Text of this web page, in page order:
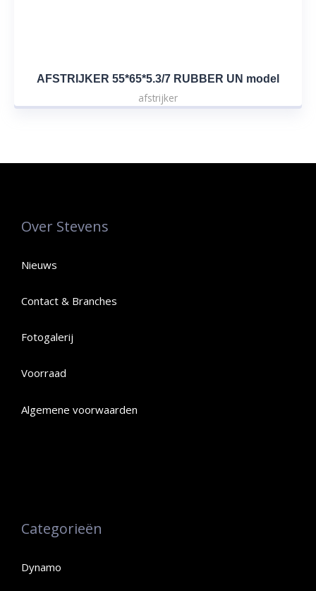
AFSTRIJKER 55*65*5.3/7 RUBBER UN model
afstrijker
Over Stevens
Nieuws
Contact & Branches
Fotogalerij
Voorraad
Algemene voorwaarden
Categorieën
Dynamo